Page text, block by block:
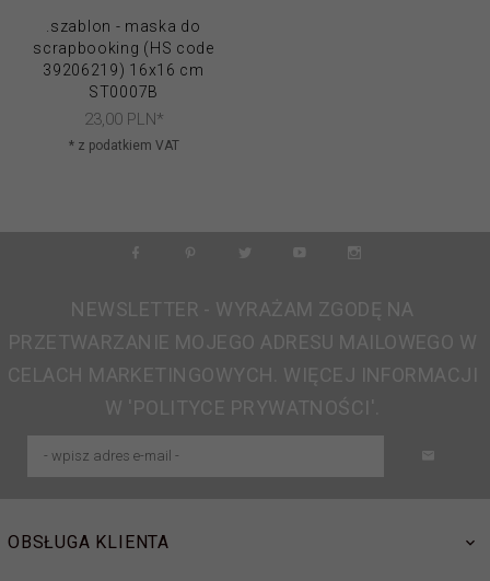
.szablon - maska do
scrapbooking (HS code
39206219) 16x16 cm
ST0007B
23, 00 PLN*
* z podatkiem VAT
NEWSLETTER - WYRAŻAM ZGODĘ NA
PRZETWARZANIE MOJEGO ADRESU MAILOWEGO W
CELACH MARKETINGOWYCH. WIĘCEJ INFORMACJI
W 'POLITYCE PRYWATNOŚCI'.
OBSŁUGA KLIENTA